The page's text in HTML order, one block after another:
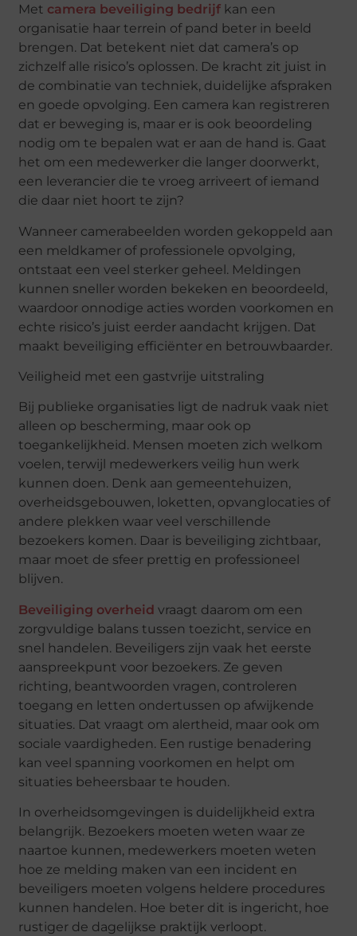
Met camera beveiliging bedrijf kan een
organisatie haar terrein of pand beter in beeld
brengen. Dat betekent niet dat camera’s op
zichzelf alle risico’s oplossen. De kracht zit juist in
de combinatie van techniek, duidelijke afspraken
en goede opvolging. Een camera kan registreren
dat er beweging is, maar er is ook beoordeling
nodig om te bepalen wat er aan de hand is. Gaat
het om een medewerker die langer doorwerkt,
een leverancier die te vroeg arriveert of iemand
die daar niet hoort te zijn?
Wanneer camerabeelden worden gekoppeld aan
een meldkamer of professionele opvolging,
ontstaat een veel sterker geheel. Meldingen
kunnen sneller worden bekeken en beoordeeld,
waardoor onnodige acties worden voorkomen en
echte risico’s juist eerder aandacht krijgen. Dat
maakt beveiliging efficiënter en betrouwbaarder.
Veiligheid met een gastvrije uitstraling
Bij publieke organisaties ligt de nadruk vaak niet
alleen op bescherming, maar ook op
toegankelijkheid. Mensen moeten zich welkom
voelen, terwijl medewerkers veilig hun werk
kunnen doen. Denk aan gemeentehuizen,
overheidsgebouwen, loketten, opvanglocaties of
andere plekken waar veel verschillende
bezoekers komen. Daar is beveiliging zichtbaar,
maar moet de sfeer prettig en professioneel
blijven.
Beveiliging overheid vraagt daarom om een
zorgvuldige balans tussen toezicht, service en
snel handelen. Beveiligers zijn vaak het eerste
aanspreekpunt voor bezoekers. Ze geven
richting, beantwoorden vragen, controleren
toegang en letten ondertussen op afwijkende
situaties. Dat vraagt om alertheid, maar ook om
sociale vaardigheden. Een rustige benadering
kan veel spanning voorkomen en helpt om
situaties beheersbaar te houden.
In overheidsomgevingen is duidelijkheid extra
belangrijk. Bezoekers moeten weten waar ze
naartoe kunnen, medewerkers moeten weten
hoe ze melding maken van een incident en
beveiligers moeten volgens heldere procedures
kunnen handelen. Hoe beter dit is ingericht, hoe
rustiger de dagelijkse praktijk verloopt.